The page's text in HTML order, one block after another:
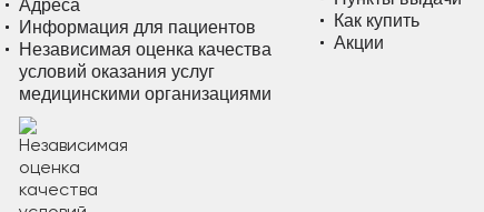
Адреса
Информация для пациентов
Независимая оценка качества
условий оказания услуг
медицинскими организациями
Как купить
Акции